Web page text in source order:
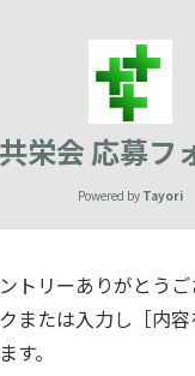
共栄会 応募フ
Powered by Tayori
トリーありがとうご
または入力し［内
。